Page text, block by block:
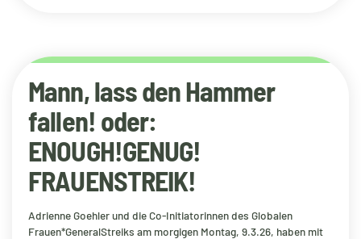
Mann, lass den Hammer
fallen! oder:
ENOUGH!GENUG!
FRAUENSTREIK!
Adrienne Goehler und die Co-Initiatorinnen des Globalen
Frauen*GeneralStreiks am morgigen Montag, 9.3.26, haben mit